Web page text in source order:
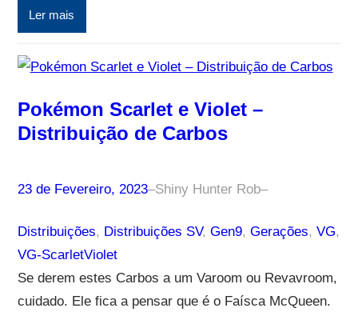
Ler mais
Pokémon Scarlet e Violet –
Distribuição de Carbos
23 de Fevereiro, 2023–Shiny Hunter Rob–
Distribuições, Distribuições SV, Gen9, Gerações, VG
VG-ScarletViolet
Se derem estes Carbos a um Varoom ou Revavroom,
cuidado. Ele fica a pensar que é o Faísca McQueen.